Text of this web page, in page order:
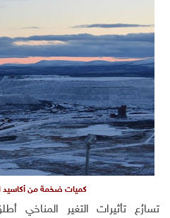
كميات ضخمة من أكاسيد المعادن
التغير المناخي أطلق